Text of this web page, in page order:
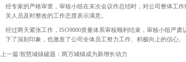
经专家的严格审查，审核小组在末次会议作总结时，对公司整体工
关人员及时整改的工作态度表示满意。
经过两天紧张工作，ISO9000质量体系审核顺利结束，审核小组严
下了深刻印象，也激发了公司全体员工努力工作、积极向上的信心。
上一篇:智慧城镇破题：两万城镇成为新增长动力